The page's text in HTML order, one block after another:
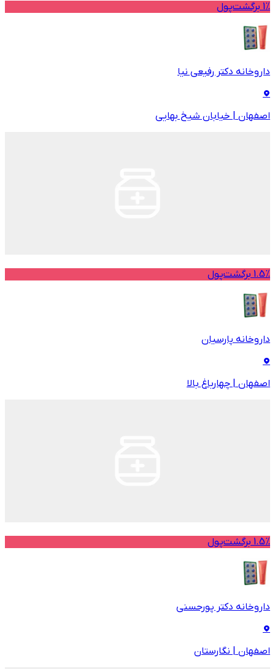
1% برگشت‌پول
داروخانه دکتر رفیعی نیا
اصفهان | خیابان شیخ بهایی
1.5% برگشت‌پول
داروخانه پارسیان
اصفهان | چهارباغ بالا
1.5% برگشت‌پول
داروخانه دکتر پورحسنی
اصفهان | نگارستان